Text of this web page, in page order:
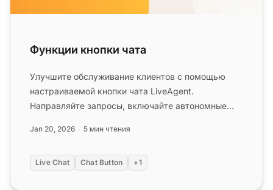
Функции кнопки чата
Улучшите обслуживание клиентов с помощью
настраиваемой кнопки чата LiveAgent.
Направляйте запросы, включайте автономные
Jan 20, 2026 5 мин чтения
Live Chat Chat Button +1